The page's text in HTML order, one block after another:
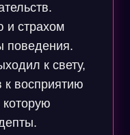
и страхом
поведения.
к свету,
к восприятию